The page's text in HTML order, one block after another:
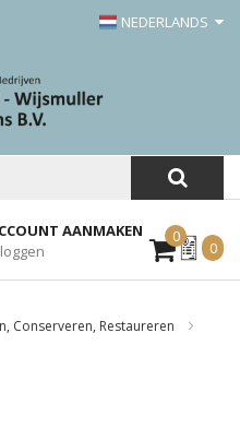
NEDERLANDS
AANMAKEN
0Mijn
Offerte
0
Conserveren, Restaureren